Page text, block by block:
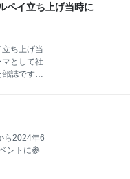
者に唯一
Cloud
ました。
ぶことを
Cloud設
、ハンズ
イ立ち上げ当時に
ち上げ当
として社
誌です。
で読んで
5章 SRE
今回の表
ら2024年6
ントに参